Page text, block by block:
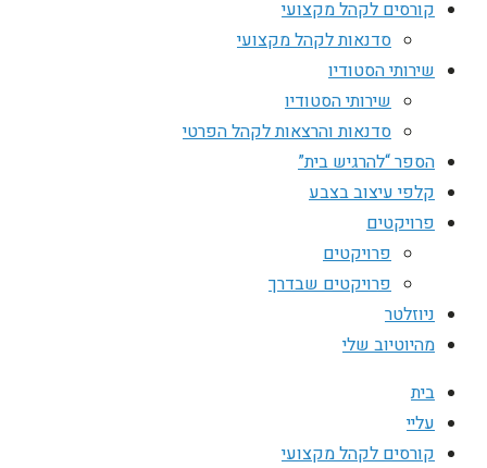
קורסים לקהל מקצועי
סדנאות לקהל מקצועי
שירותי הסטודיו
שירותי הסטודיו
סדנאות והרצאות לקהל הפרטי
הספר “להרגיש בית”
קלפי עיצוב בצבע
פרויקטים
פרויקטים
פרויקטים שבדרך
ניוזלטר
מהיוטיוב שלי
בית
עליי
קורסים לקהל מקצועי